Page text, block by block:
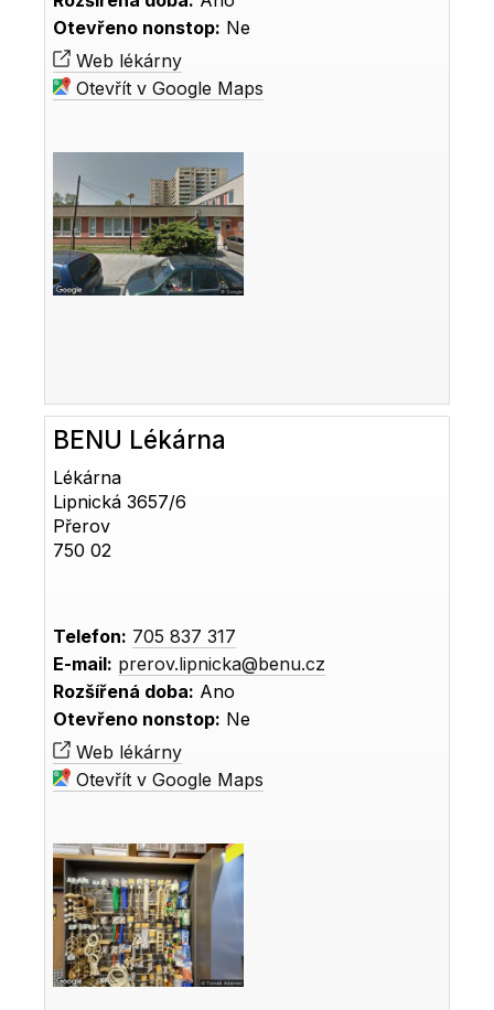
Otevřeno nonstop: Ne
Web lékárny
Otevřít v Google Maps
BENU Lékárna
Lékárna
Lipnická 3657/6
Přerov
750 02
Telefon: 705 837 317
E-mail: prerov.lipnicka@benu.cz
Rozšířená doba: Ano
Otevřeno nonstop: Ne
Web lékárny
Otevřít v Google Maps